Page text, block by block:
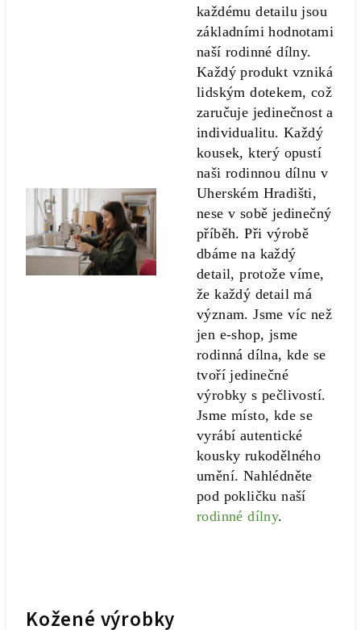
každému detailu jsou
základními hodnotami
naší rodinné dílny.
Každý produkt vzniká
lidským dotekem, což
zaručuje jedinečnost a
individualitu. Každý
kousek, který opustí
naši rodinnou dílnu v
Uherském Hradišti,
nese v sobě jedinečný
příběh. Při výrobě
dbáme na každý
detail, protože víme,
že každý detail má
význam. Jsme víc než
jen e-shop, jsme
rodinná dílna, kde se
tvoří jedinečné
výrobky s pečlivostí.
Jsme místo, kde se
vyrábí autentické
kousky rukodělného
umění. Nahlédněte
pod pokličku naší
rodinné dílny.
Kožené výrobky